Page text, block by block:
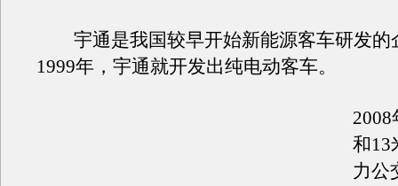
宇通是我国较早开始新能源客车研发的
1999年，宇通就开发出纯电动客车。
和13
力公